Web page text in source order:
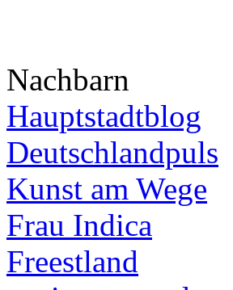
Nachbarn
Hauptstadtblog
Deutschlandpuls
Kunst am Wege
Frau Indica
Freestland